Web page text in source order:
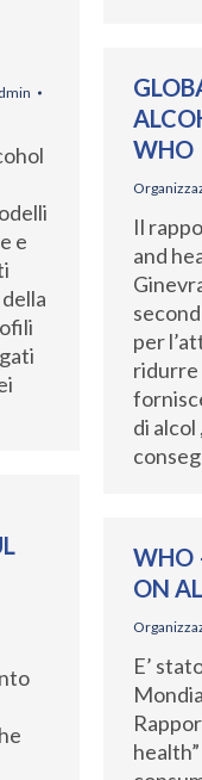
e
WHO
Il
and
per
ridurre
di alcol
WHO
ON
E’